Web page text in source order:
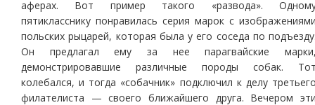
аферах. Вот пример такого «развода».
пятикласснику понравилась серия марок с
польских рыцарей, которая была у его соседа по
Он предлагал ему за нее парагвайские
демонстрировавшие различные породы собак.
колебался, и тогда «собачник» подключил к делу
филателиста — своего ближайшего друга. Вечером